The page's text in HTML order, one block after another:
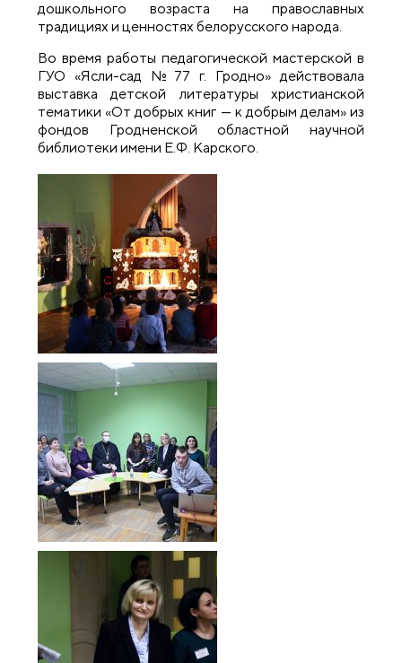
дошкольного возраста на православных
традициях и ценностях белорусского народа.
Во время работы педагогической мастерской в
ГУО «Ясли-сад №77 г. Гродно» действовала
выставка детской литературы христианской
тематики «От добрых книг — к добрым делам» из
фондов Гродненской областной научной
библиотеки имени Е.Ф. Карского.